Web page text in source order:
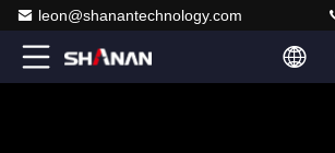
leon@shanantechnology.com